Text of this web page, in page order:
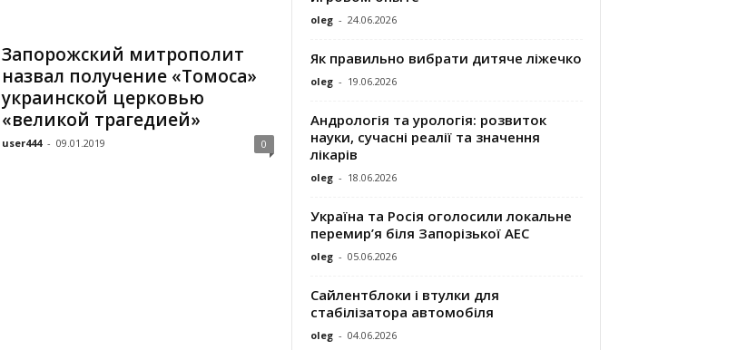
Запорожский митрополит
назвал получение «Томоса»
украинской церковью
«великой трагедией»
user444 - 09.01.2019 0
oleg - 24.06.2026
Як правильно вибрати дитяче ліжечко
oleg - 19.06.2026
Андрологія та урологія: розвиток
науки, сучасні реалії та значення
лікарів
oleg - 18.06.2026
Україна та Росія оголосили локальне
перемир’я біля Запорізької АЕС
oleg - 05.06.2026
Сайлентблоки і втулки для
стабілізатора автомобіля
oleg - 04.06.2026